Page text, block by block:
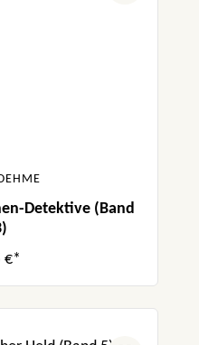
Detektive (Band
€*